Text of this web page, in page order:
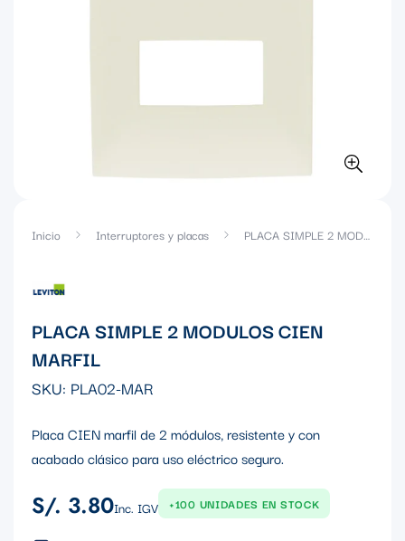
Inicio Interruptores y placas PLACA SIMPLE 2 MODULOS CIEN MARFIL
PLACA SIMPLE 2 MODULOS CIEN
MARFIL
SKU: PLA02-MAR
Placa CIEN marfil de 2 módulos, resistente y con
acabado clásico para uso eléctrico seguro.
Precio
S/. 3.80Inc. IGV +100 UNIDADES EN STOCK